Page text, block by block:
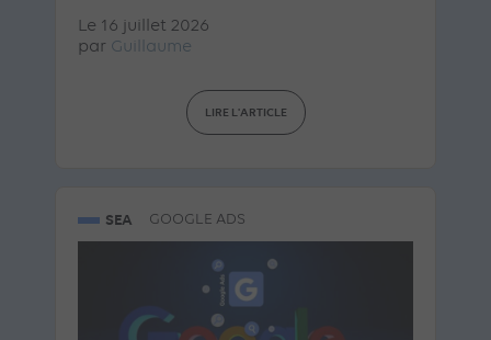
Le 16 juillet 2026
par Guillaume
LIRE L'ARTICLE
SEA GOOGLE ADS